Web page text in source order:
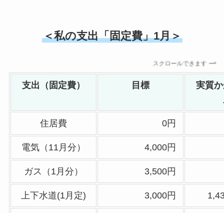
＜私の支出「固定費」1月＞
スクロールできます
支出（固定費） 目標
実質
住居費 0円
電気（11月分） 4,000円
ガス（1月分） 3,500円
上下水道(1月定) 3,000円